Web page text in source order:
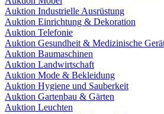
Auktion Industrielle Ausrüstung
Auktion Einrichtung & Dekoration
Auktion Telefonie
Auktion Gesundheit & Medizinische
Auktion Baumaschinen
Auktion Landwirtschaft
Auktion Mode & Bekleidung
Auktion Hygiene und Sauberkeit
Auktion Gartenbau & Gärten
Auktion Leuchten